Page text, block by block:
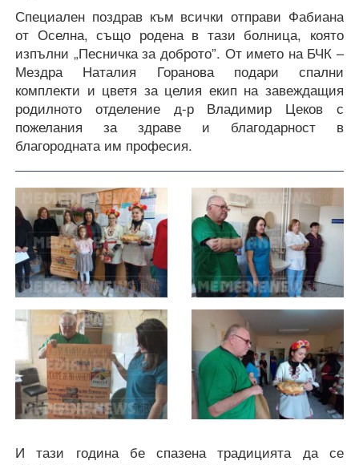
Специален поздрав към всички отправи Фабиана
от Оселна, също родена в тази болница, която
изпълни „Песничка за доброто”. От името на БЧК –
Мездра Наталия Горанова подари спални
комплекти и цветя за целия екип на завеждащия
родилното отделение д-р Владимир Цеков с
пожелания за здраве и благодарност в
благородната им професия.
И тази година бе спазена традицията да се